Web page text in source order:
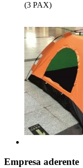
(3 PAX)
Empresa aderente